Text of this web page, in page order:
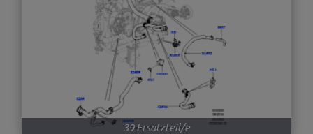
39 Ersatzteil/e